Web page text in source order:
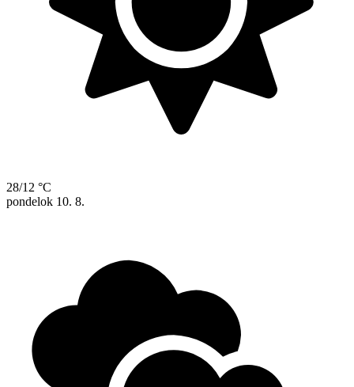
28/12 °C
pondelok 10. 8.